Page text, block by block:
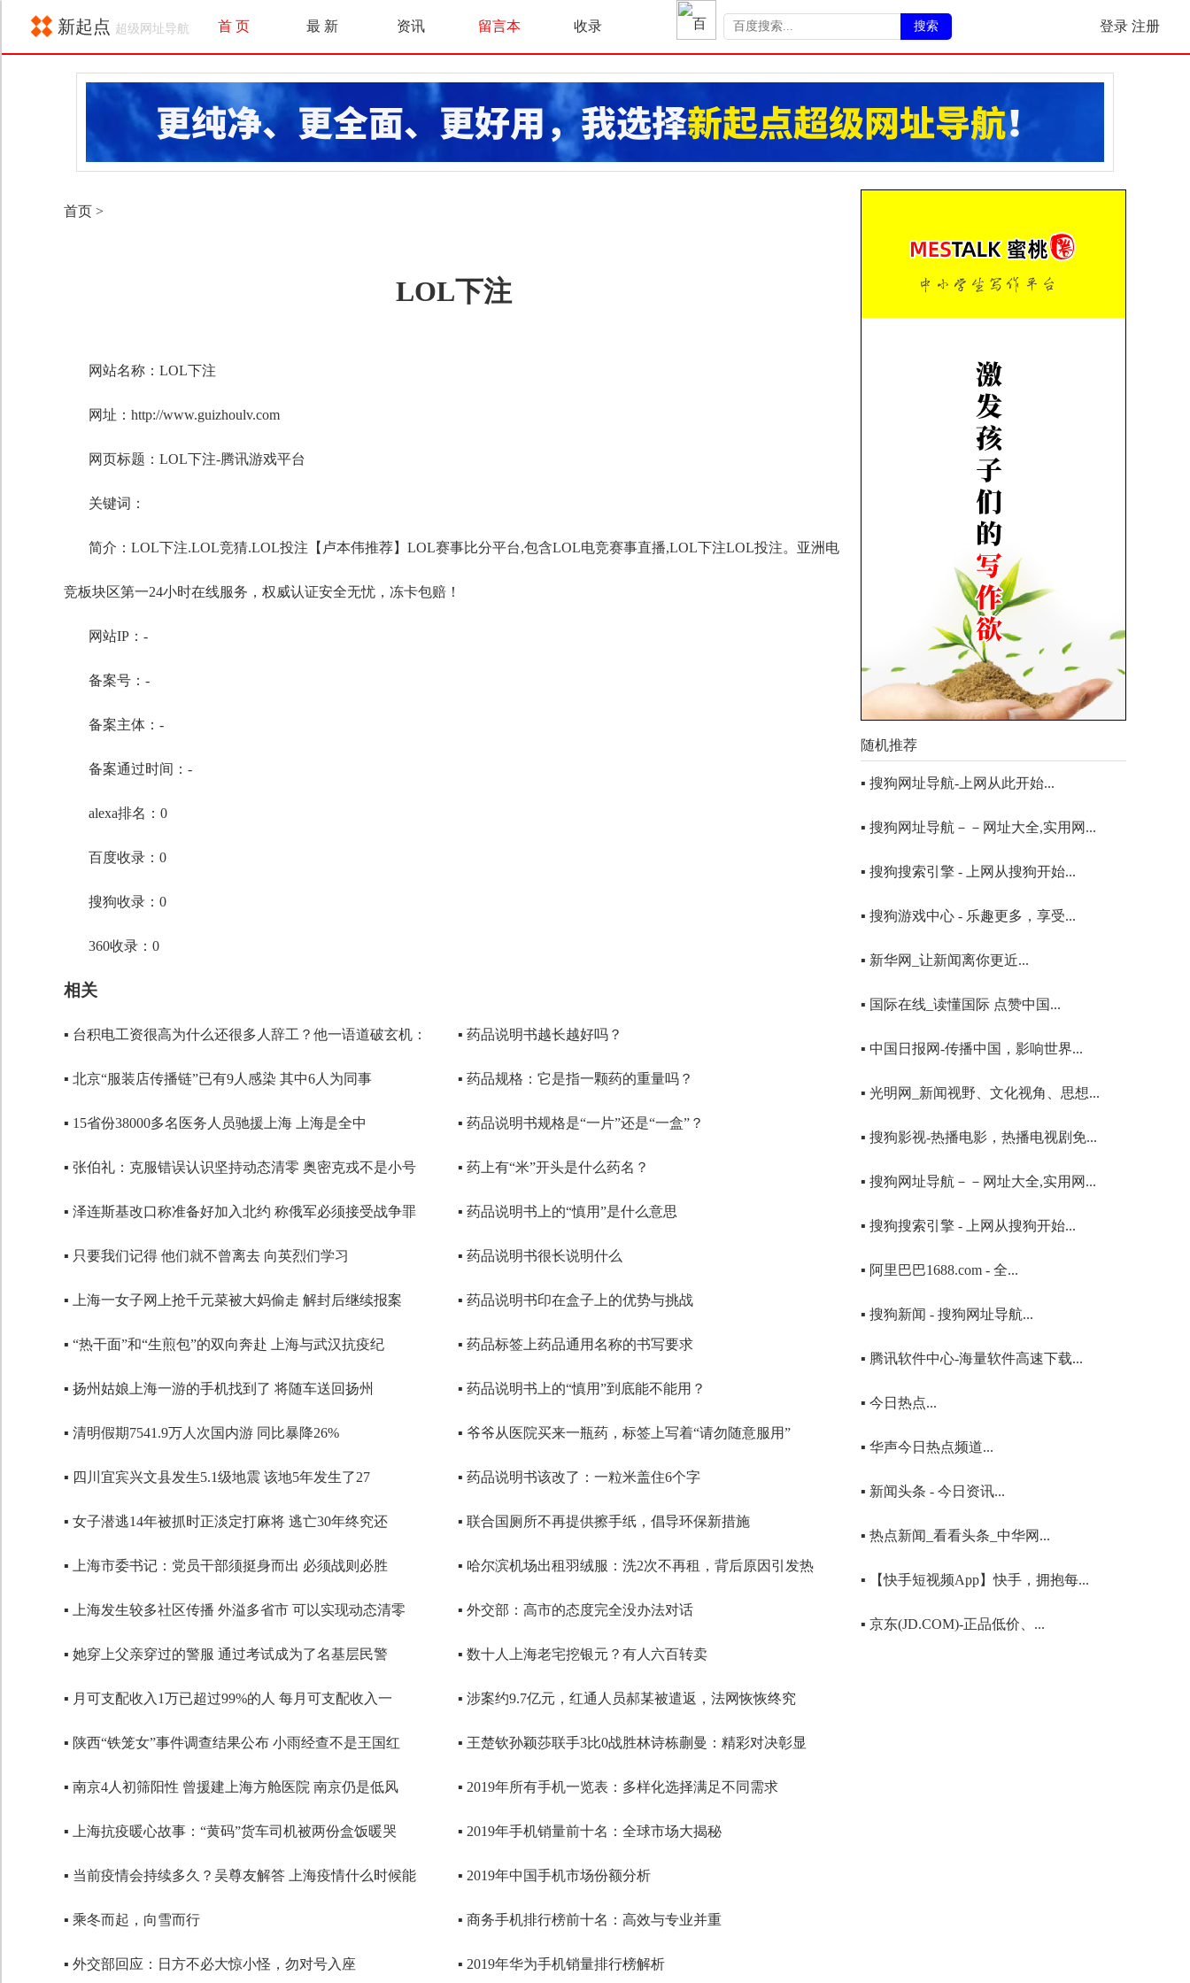
新起点 超级网址导航 首 页 最 新 资讯 留言本 收录 搜索 登录 注册
首页 >
LOL下注
网站名称：LOL下注
网址：http://www.guizhoulv.com
网页标题：LOL下注-腾讯游戏平台
关键词：
简介：LOL下注.LOL竞猜.LOL投注【卢本伟推荐】LOL赛事比分平台,包含LOL电竞赛事直播,LOL下注LOL投注。亚洲电
竞板块区第一24小时在线服务，权威认证安全无忧，冻卡包赔！
网站IP：-
备案号：-
备案主体：-
备案通过时间：-
alexa排名：0
百度收录：0
搜狗收录：0
360收录：0
相关
▪ 台积电工资很高为什么还很多人辞工？他一语道破玄机：
▪ 北京“服装店传播链”已有9人感染 其中6人为同事
▪ 15省份38000多名医务人员驰援上海 上海是全中
▪ 张伯礼：克服错误认识坚持动态清零 奥密克戎不是小号
▪ 泽连斯基改口称准备好加入北约 称俄军必须接受战争罪
▪ 只要我们记得 他们就不曾离去 向英烈们学习
▪ 上海一女子网上抢千元菜被大妈偷走 解封后继续报案
▪ “热干面”和“生煎包”的双向奔赴 上海与武汉抗疫纪
▪ 扬州姑娘上海一游的手机找到了 将随车送回扬州
▪ 清明假期7541.9万人次国内游 同比暴降26%
▪ 四川宜宾兴文县发生5.1级地震 该地5年发生了27
▪ 女子潜逃14年被抓时正淡定打麻将 逃亡30年终究还
▪ 上海市委书记：党员干部须挺身而出 必须战则必胜
▪ 上海发生较多社区传播 外溢多省市 可以实现动态清零
▪ 她穿上父亲穿过的警服 通过考试成为了名基层民警
▪ 月可支配收入1万已超过99%的人 每月可支配收入一
▪ 陕西“铁笼女”事件调查结果公布 小雨经查不是王国红
▪ 南京4人初筛阳性 曾援建上海方舱医院 南京仍是低风
▪ 上海抗疫暖心故事：“黄码”货车司机被两份盒饭暖哭
▪ 当前疫情会持续多久？吴尊友解答 上海疫情什么时候能
▪ 乘冬而起，向雪而行
▪ 外交部回应：日方不必大惊小怪，勿对号入座
▪ 药品说明书越长越好吗？
▪ 药品规格：它是指一颗药的重量吗？
▪ 药品说明书规格是“一片”还是“一盒”？
▪ 药上有“米”开头是什么药名？
▪ 药品说明书上的“慎用”是什么意思
▪ 药品说明书很长说明什么
▪ 药品说明书印在盒子上的优势与挑战
▪ 药品标签上药品通用名称的书写要求
▪ 药品说明书上的“慎用”到底能不能用？
▪ 爷爷从医院买来一瓶药，标签上写着“请勿随意服用”
▪ 药品说明书该改了：一粒米盖住6个字
▪ 联合国厕所不再提供擦手纸，倡导环保新措施
▪ 哈尔滨机场出租羽绒服：洗2次不再租，背后原因引发热
▪ 外交部：高市的态度完全没办法对话
▪ 数十人上海老宅挖银元？有人六百转卖
▪ 涉案约9.7亿元，红通人员郝某被遣返，法网恢恢终究
▪ 王楚钦孙颖莎联手3比0战胜林诗栋蒯曼：精彩对决彰显
▪ 2019年所有手机一览表：多样化选择满足不同需求
▪ 2019年手机销量前十名：全球市场大揭秘
▪ 2019年中国手机市场份额分析
▪ 商务手机排行榜前十名：高效与专业并重
▪ 2019年华为手机销量排行榜解析
随机推荐
▪ 搜狗网址导航-上网从此开始...
▪ 搜狗网址导航－－网址大全,实用网...
▪ 搜狗搜索引擎 - 上网从搜狗开始...
▪ 搜狗游戏中心 - 乐趣更多，享受...
▪ 新华网_让新闻离你更近...
▪ 国际在线_读懂国际 点赞中国...
▪ 中国日报网-传播中国，影响世界...
▪ 光明网_新闻视野、文化视角、思想...
▪ 搜狗影视-热播电影，热播电视剧免...
▪ 搜狗网址导航－－网址大全,实用网...
▪ 搜狗搜索引擎 - 上网从搜狗开始...
▪ 阿里巴巴1688.com - 全...
▪ 搜狗新闻 - 搜狗网址导航...
▪ 腾讯软件中心-海量软件高速下载...
▪ 今日热点...
▪ 华声今日热点频道...
▪ 新闻头条 - 今日资讯...
▪ 热点新闻_看看头条_中华网...
▪ 【快手短视频App】快手，拥抱每...
▪ 京东(JD.COM)-正品低价、...